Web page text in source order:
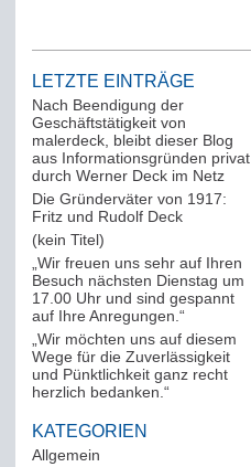
LETZTE EINTRÄGE
Nach Beendigung der
Geschäftstätigkeit von
malerdeck, bleibt dieser Blog
aus Informationsgründen privat
durch Werner Deck im Netz
Die Gründerväter von 1917:
Fritz und Rudolf Deck
(kein Titel)
„Wir freuen uns sehr auf Ihren
Besuch nächsten Dienstag um
17.00 Uhr und sind gespannt
auf Ihre Anregungen.“
„Wir möchten uns auf diesem
Wege für die Zuverlässigkeit
und Pünktlichkeit ganz recht
herzlich bedanken.“
KATEGORIEN
Allgemein